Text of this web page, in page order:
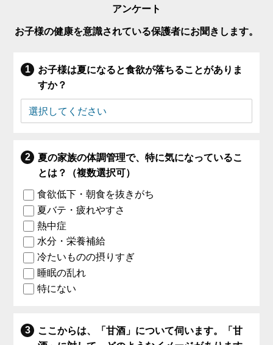
アンケート
お子様の健康を意識されている保護者にお聞きします。
お子様は夏になると食欲が落ちることがありま
すか？
夏の家族の体調管理で、特に気になっているこ
とは？（複数選択可）
食欲低下・朝食を抜きがち
夏バテ・疲れやすさ
熱中症
水分・栄養補給
冷たいものの摂りすぎ
睡眠の乱れ
特にない
ここからは、「甘酒」について伺います。「甘